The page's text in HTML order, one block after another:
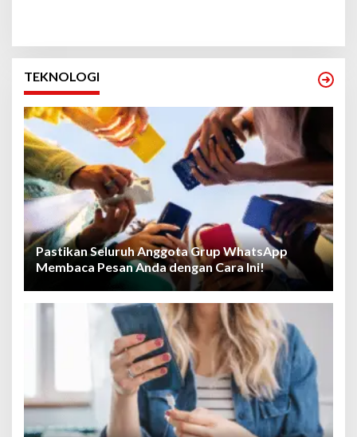
TEKNOLOGI
Pastikan Seluruh Anggota Grup WhatsApp
Membaca Pesan Anda dengan Cara Ini!